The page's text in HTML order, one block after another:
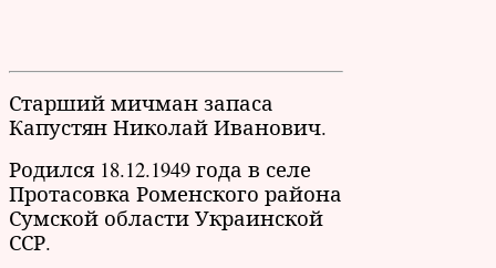
Старший мичман запаса
Капустян Николай Иванович.
Родился 18.12.1949 года в селе
Протасовка Роменского района
Сумской области Украинской
ССР.